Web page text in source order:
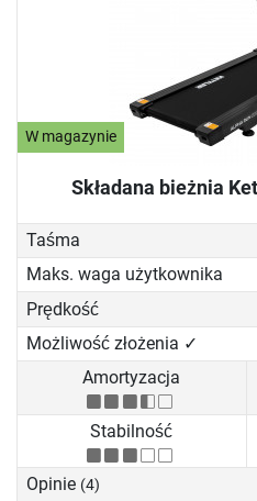
W magazynie
Składana bieżnia
Taśma
Maks. waga użytkownika
Prędkość
Możliwość złożenia ✓
Amortyzacja
Stabilność
Opinie (4)